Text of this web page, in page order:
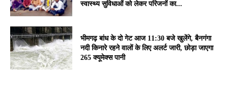
स्वास्थ्य सुविधाओं को लेकर परिजनों का...
भीमगढ़ बांध के दो गेट आज 11:30 बजे खुलेंगे, बैनगंगा
नदी किनारे रहने वालों के लिए अलर्ट जारी, छोड़ा जाएगा
265 क्यूमेक्स पानी